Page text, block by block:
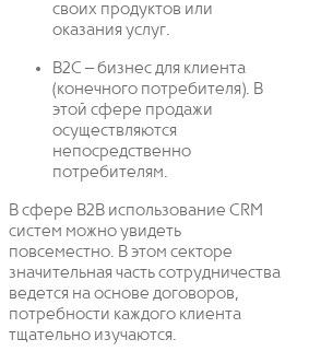
своих продуктов или
оказания услуг.
B2C – бизнес для клиента
(конечного потребителя). В
этой сфере продажи
осуществляются
непосредственно
потребителям.
В сфере B2B использование CRM
систем можно увидеть
повсеместно. В этом секторе
значительная часть сотрудничества
ведется на основе договоров,
потребности каждого клиента
тщательно изучаются.